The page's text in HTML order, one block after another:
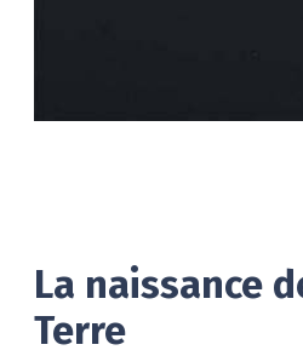
La naissance
Terre